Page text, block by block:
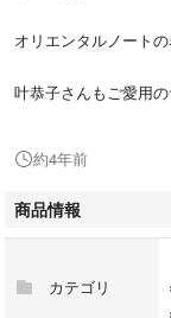
オリエンタルノート
叶恭子さんもご愛用
箱が欲しい方は購入
プラス800円で箱おつ
#ゲラン
#サボン
約4年前
商品情報
カテゴリ
›
›